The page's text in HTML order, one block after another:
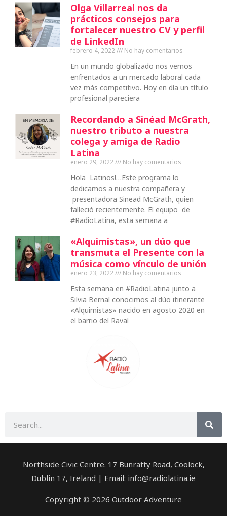
Olga Villarreal nos da
prácticos consejos para
fortalecer nuestro CV y perfil
de LinkedIn
febrero 4, 2022 No hay comentarios
En un mundo globalizado nos vemos
enfrentados a un mercado laboral cada
vez más competitivo. Hoy en día un título
profesional pareciera
Recordando a Sinéad McGrath,
nuestro tributo a nuestra
colega y amiga de Radio
Latina
enero 29, 2022 No hay comentarios
Hola Latinos!…Este programa lo
dedicamos a nuestra compañera y
presentadora Sinead McGrath, quien
falleció recientemente. El equipo de
#RadioLatina, esta semana a
«Alquimistas», un dúo que
transmuta el Presente con la
música como vínculo de unión
enero 23, 2022 No hay comentarios
Esta semana en #RadioLatina junto a
Silvia Bernal conocimos al dúo itinerante
«Alquimistas» nacido en agosto 2020 en
el barrio del Raval
Northside Civic Centre. 17 Bunratty Road, Coolock,
Dublin 17, Ireland | Email: info@radiolatina.ie
Copyright © 2026 Outdoor Adventure